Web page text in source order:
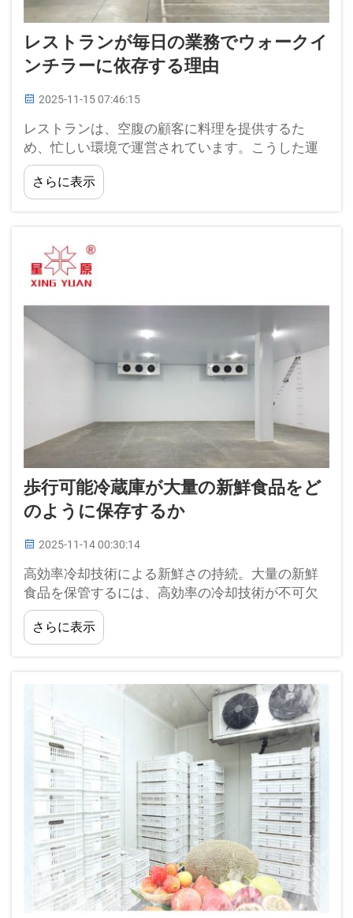
レストランが毎日の業務でウォークイ
ンチラーに依存する理由
2025-11-15 07:46:15
レストランは、空腹の顧客に料理を提供するた
め、忙しい環境で運営されています。こうした運
営の裏側では、食材を最適な温度で保管し、新鮮
さと安全性を保つために特殊な機器が使用されて
います。その一環として…
さらに表示
歩行可能冷蔵庫が大量の新鮮食品をど
のように保存するか
2025-11-14 00:30:14
高効率冷却技術による新鮮さの持続。大量の新鮮
食品を保管するには、高効率の冷却技術が不可欠
です。New Star Refrigeration Co., Ltd.の
CE/ISO/SGS認証済みの冷蔵庫用パネルおよび冷凍
装置を使用することで、これらのコ...
さらに表示